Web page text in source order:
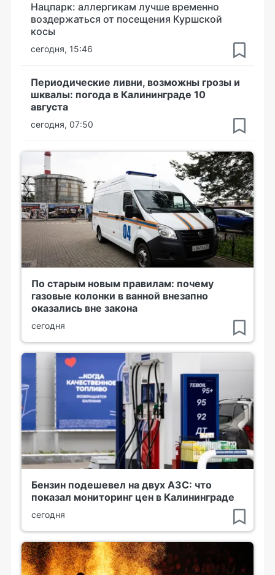
Нацпарк: аллергикам лучше временно
воздержаться от посещения Куршской
косы
сегодня, 15:46
Периодические ливни, возможны грозы и
шквалы: погода в Калининграде 10
августа
сегодня, 07:50
По старым новым правилам: почему
газовые колонки в ванной внезапно
оказались вне закона
сегодня
Бензин подешевел на двух АЗС: что
показал мониторинг цен в Калининграде
сегодня